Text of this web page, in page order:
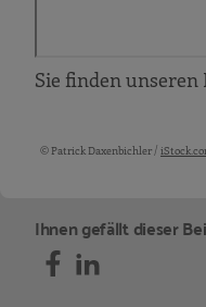
Sie finden unseren
Bildquellen und
© Patrick Daxenbichler /
Ihnen gefällt dieser